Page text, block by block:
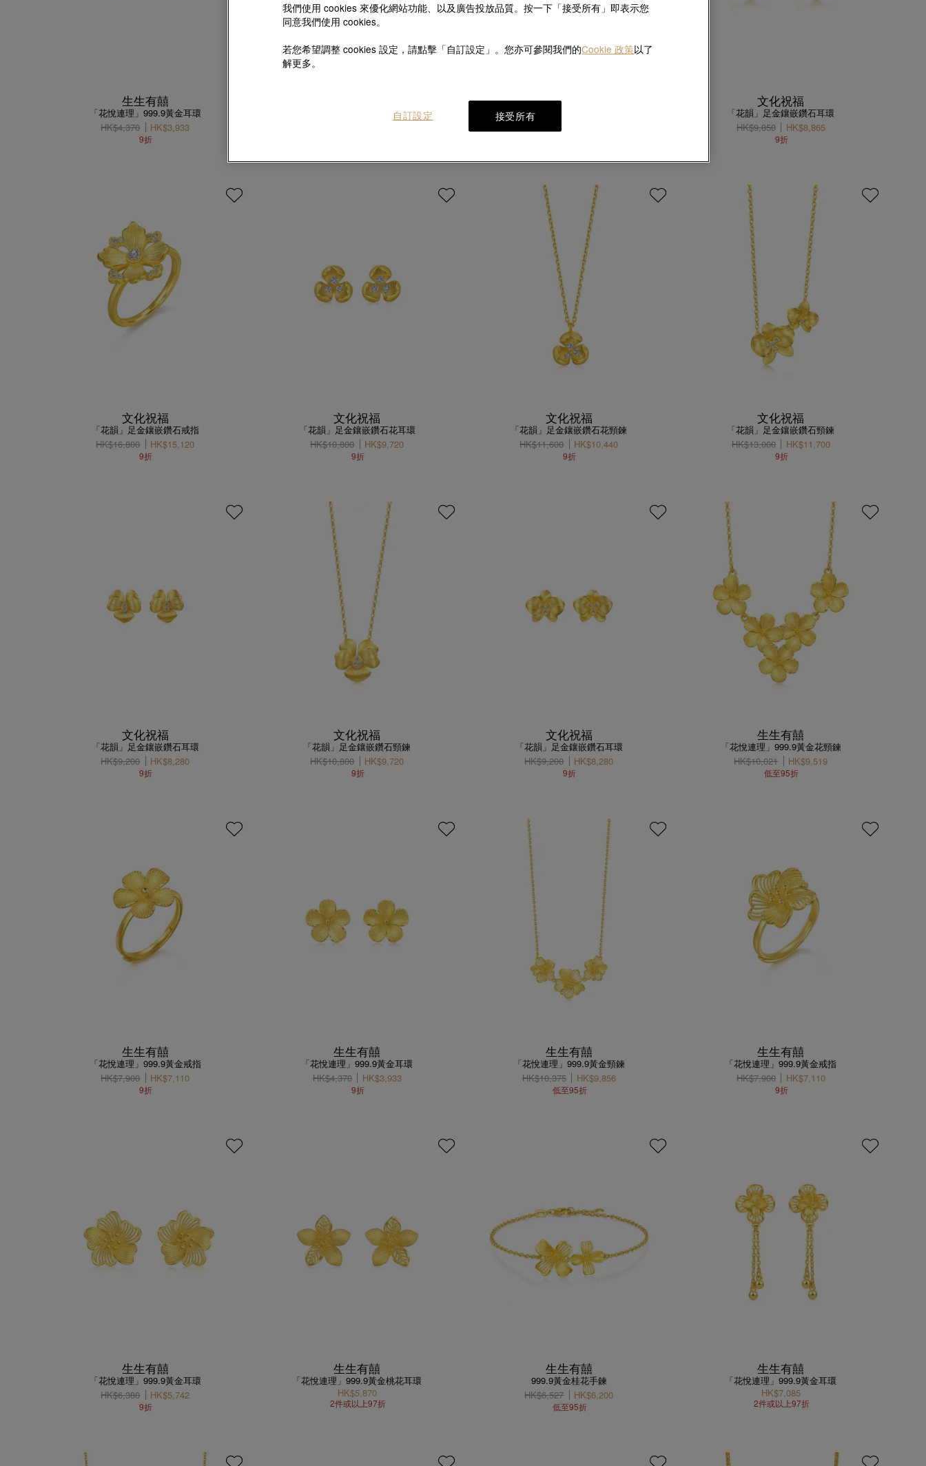
生生有囍
「花悅連理」999.9黃金耳環
HK$4,370
HK$3,933
9折
「花悅連理」999.9黃金戒指
文化祝福
「花韻」足金鑲嵌鑽石花頸鍊
文化祝福
「花韻」足金鑲嵌鑽石耳環
HK$9,850
HK$8,865
9折
文化祝福
「花韻」足金鑲嵌鑽石戒指
HK$16,800
HK$15,120
9折
文化祝福
「花韻」足金鑲嵌鑽石花耳環
HK$10,800
HK$9,720
9折
文化祝福
「花韻」足金鑲嵌鑽石花頸鍊
HK$11,600
HK$10,440
9折
文化祝福
「花韻」足金鑲嵌鑽石頸鍊
HK$13,000
HK$11,700
9折
文化祝福
「花韻」足金鑲嵌鑽石耳環
HK$9,200
HK$8,280
9折
文化祝福
「花韻」足金鑲嵌鑽石頸鍊
HK$10,800
HK$9,720
9折
文化祝福
「花韻」足金鑲嵌鑽石耳環
HK$9,200
HK$8,280
9折
生生有囍
「花悅連理」999.9黃金花頸鍊
HK$10,021
HK$9,519
低至95折
生生有囍
「花悅連理」999.9黃金戒指
HK$7,900
HK$7,110
9折
生生有囍
「花悅連理」999.9黃金耳環
HK$4,370
HK$3,933
9折
生生有囍
「花悅連理」999.9黃金頸鍊
HK$10,375
HK$9,856
低至95折
生生有囍
「花悅連理」999.9黃金戒指
HK$7,900
HK$7,110
9折
生生有囍
「花悅連理」999.9黃金耳環
HK$6,380
HK$5,742
9折
生生有囍
「花悅連理」999.9黃金桃花耳環
HK$5,870
2件或以上97折
生生有囍
999.9黃金桂花手鍊
HK$6,527
HK$6,200
低至95折
生生有囍
「花悅連理」999.9黃金耳環
HK$7,085
2件或以上97折
我們使用 cookies 來優化網站功能、以及廣告投放品質。按一下「接受所有」即表示您
同意我們使用 cookies。
若您希望調整 cookies 設定，請點擊「自訂設定」。您亦可參閱我們的Cookie 政策以了
解更多。
接受所有
自訂設定